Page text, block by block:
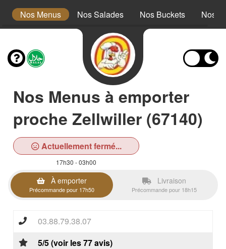
Nos Menus Nos Salades Nos Buckets Nos
Nos Menus à emporter
proche Zellwiller (67140)
Actuellement fermé...
17h30 - 03h00
À emporter
Précommande pour 17h50
Livraison
Précommande pour 18h15
03.88.79.38.07
5/5 (voir les 77 avis)